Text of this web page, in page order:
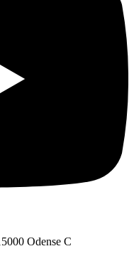
5000 Odense C